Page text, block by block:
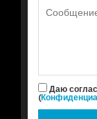
Даю
(